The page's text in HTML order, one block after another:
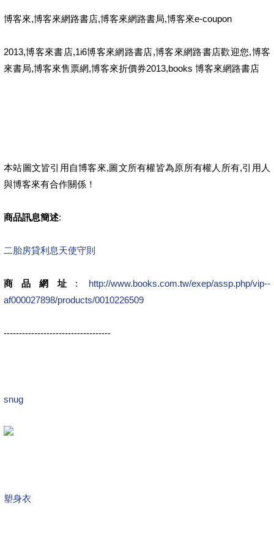
博客來,博客來網路書店,博客來網路書局,博客來e-coupon
2013,博客來書店,1i6博客來網路書店,博客來網路書店歡迎您,博客
來書局,博客來售票網,博客來折價券2013,books 博客來網路書店
本站圖文皆引用自博客來,圖文所有權皆為原所有權人所有,引用人
與博客來有合作關係！
商品訊息簡述:
二胎房貸利息天使守則
商品網址 : http://www.books.com.tw/exep/assp.php/vip--
af000027898/products/0010226509
-----------------------------------
snug
塑身衣